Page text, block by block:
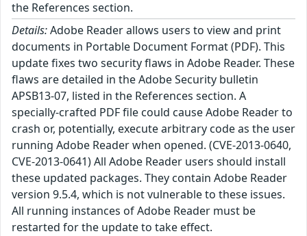
the References section.
Details:Adobe Reader allows users to view and print
documents in Portable Document Format (PDF). This
update fixes two security flaws in Adobe Reader. These
flaws are detailed in the Adobe Security bulletin
APSB13-07, listed in the References section. A
specially-crafted PDF file could cause Adobe Reader to
crash or, potentially, execute arbitrary code as the user
running Adobe Reader when opened. (CVE-2013-0640,
CVE-2013-0641) All Adobe Reader users should install
these updated packages. They contain Adobe Reader
version 9.5.4, which is not vulnerable to these issues.
All running instances of Adobe Reader must be
restarted for the update to take effect.